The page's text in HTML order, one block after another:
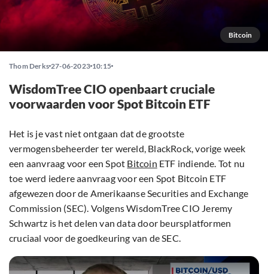
Bitcoin
Thom Derks 27-06-2023 10:15
WisdomTree CIO openbaart cruciale
voorwaarden voor Spot Bitcoin ETF
Het is je vast niet ontgaan dat de grootste
vermogensbeheerder ter wereld, BlackRock, vorige week
een aanvraag voor een Spot Bitcoin ETF indiende. Tot nu
toe werd iedere aanvraag voor een Spot Bitcoin ETF
afgewezen door de Amerikaanse Securities and Exchange
Commission (SEC). Volgens WisdomTree CIO Jeremy
Schwartz is het delen van data door beursplatformen
cruciaal voor de goedkeuring van de SEC.